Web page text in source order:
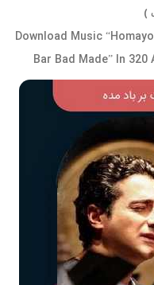
)
Download Music
Bar Bad Made” In